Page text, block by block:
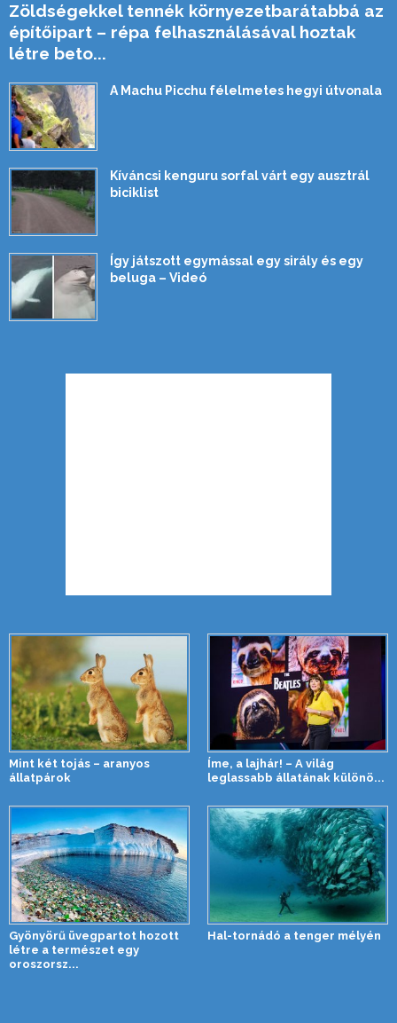
Zöldségekkel tennék környezetbarátabbá az
építőipart – répa felhasználásával hoztak
létre beto...
A Machu Picchu félelmetes hegyi útvonala
Kíváncsi kenguru sorfal várt egy ausztrál
biciklist
Így játszott egymással egy sirály és egy
beluga – Videó
Mint két tojás – aranyos
állatpárok
Íme, a lajhár! – A világ
leglassabb állatának különö...
Gyönyörű üvegpartot hozott
létre a természet egy
oroszorsz...
Hal-tornádó a tenger mélyén